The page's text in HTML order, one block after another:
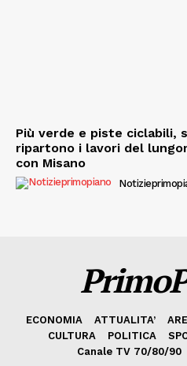
Più verde e piste ciclabili,
ripartono i lavori del
con Misano
ECONOMIA ATTUALITA’
CULTURA
POLITICA
Canale TV 70/80/90